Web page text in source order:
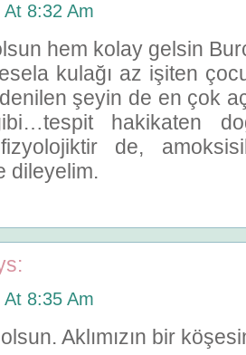
8:32 Am
hem kolay gelsin
kulağı az işiten
şeyin de en çok
hakikaten
de,
dileyelim.
8:35 Am
Aklımızın bir